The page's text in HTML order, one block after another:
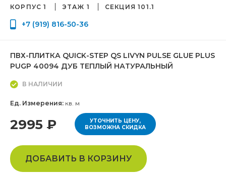
КОРПУС 1 ЭТАЖ 1 СЕКЦИЯ 101.1
+7 (919) 816-50-36
ПВХ-ПЛИТКА QUICK-STEP QS LIVYN PULSE GLUE PLUS
PUGP 40094 ДУБ ТЕПЛЫЙ НАТУРАЛЬНЫЙ
В НАЛИЧИИ
Ед. Измерения: кв. м
2995 ₽
УТОЧНИТЬ ЦЕНУ,
ВОЗМОЖНА СКИДКА
ДОБАВИТЬ В КОРЗИНУ